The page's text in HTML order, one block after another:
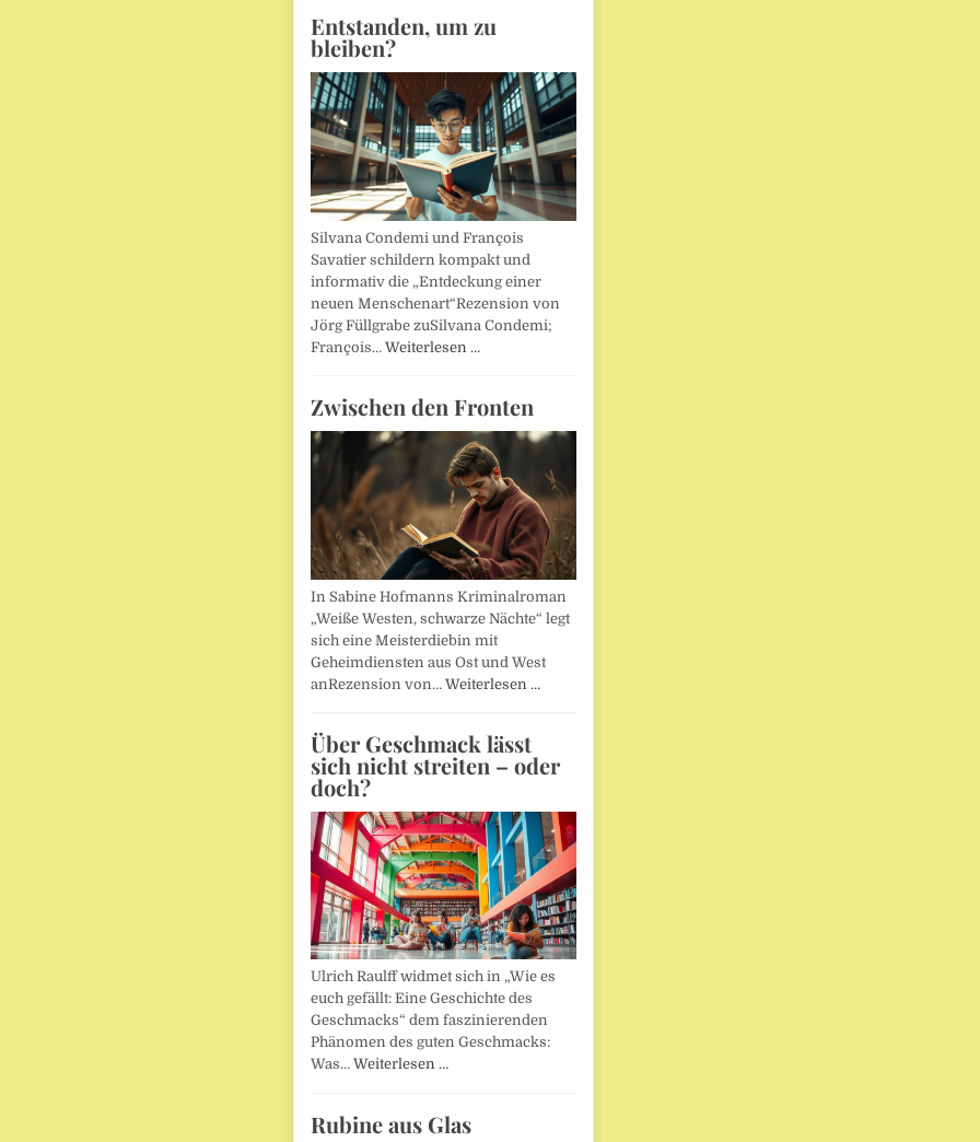
Entstanden, um zu
bleiben?
Silvana Condemi und François
Savatier schildern kompakt und
informativ die „Entdeckung einer
neuen Menschenart“Rezension von
Jörg Füllgrabe zuSilvana Condemi;
François… Weiterlesen …
Zwischen den Fronten
In Sabine Hofmanns Kriminalroman
„Weiße Westen, schwarze Nächte“ legt
sich eine Meisterdiebin mit
Geheimdiensten aus Ost und West
anRezension von… Weiterlesen …
Über Geschmack lässt
sich nicht streiten – oder
doch?
Ulrich Raulff widmet sich in „Wie es
euch gefällt: Eine Geschichte des
Geschmacks“ dem faszinierenden
Phänomen des guten Geschmacks:
Was… Weiterlesen …
Rubine aus Glas